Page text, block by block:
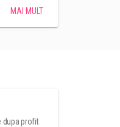
MAI MULT
dupa profit